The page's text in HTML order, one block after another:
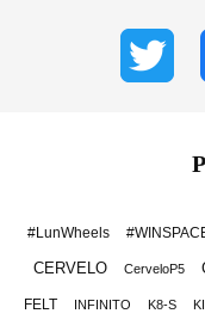
#LunWheels
CERVELO CerveloP5
FELT INFINITO K8-S